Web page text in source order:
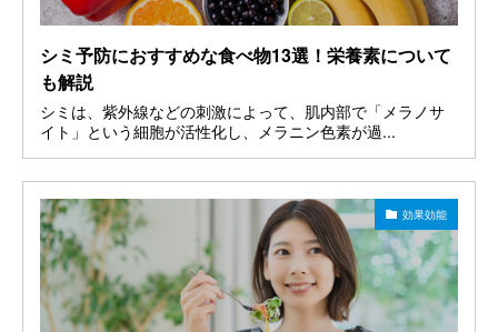
シミ予防におすすめな食べ物13選！栄養素について
も解説
シミは、紫外線などの刺激によって、肌内部で「メラノサ
イト」という細胞が活性化し、メラニン色素が過...
効果効能